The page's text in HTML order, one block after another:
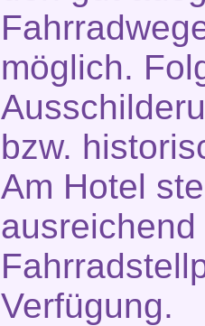
möglich.
bzw.
Am Hotel
Verfügung.